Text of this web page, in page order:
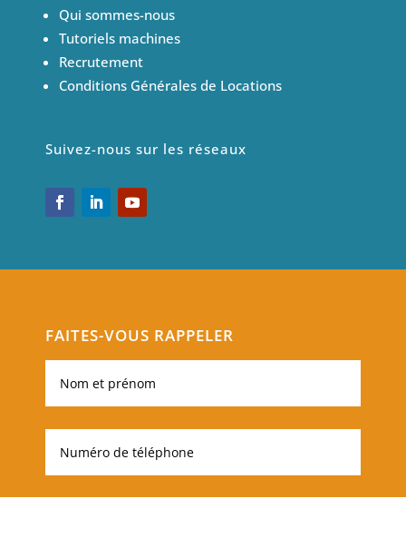
Qui sommes-nous
Tutoriels machines
Recrutement
Conditions Générales de Locations
Suivez-nous sur les réseaux
FAITES-VOUS RAPPELER